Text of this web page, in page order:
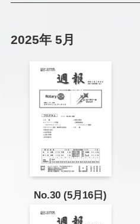
2025年 5月
No.30 (5月16日)